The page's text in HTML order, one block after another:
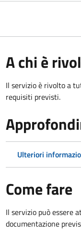
A chi è
Il servizio è rivolto a
requisiti previsti.
Ulteriori
Come fare
Il servizio può essere
documentazione